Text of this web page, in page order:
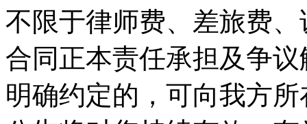
不限于律师费、差旅费
合同正本责任承担及争
明确约定的，可向我方